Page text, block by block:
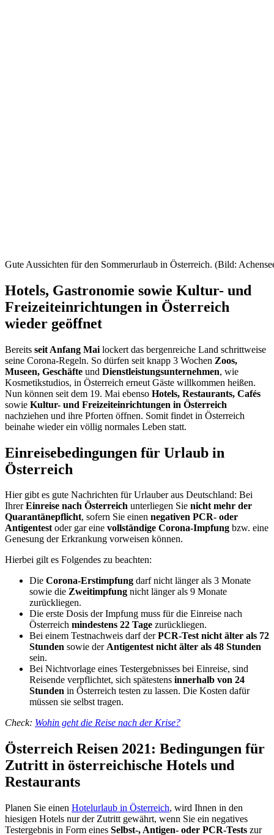
Gute Aussichten für den Sommerurlaub in Österreich. (Bild:
Hotels, Gastronomie sowie Kultur- und
Freizeiteinrichtungen in Österreich
wieder geöffnet
Bereits seit Anfang Mai lockert das bergenreiche Land schrittweise
seine Corona-Regeln. So dürfen seit knapp 3 Wochen Zoos,
Museen, Geschäfte und Dienstleistungsunternehmen, wie
Kosmetikstudios, in Österreich erneut Gäste willkommen heißen.
Nun können seit dem 19. Mai ebenso Hotels, Restaurants, Cafés
sowie Kultur- und Freizeiteinrichtungen in Österreich
nachziehen und ihre Pforten öffnen. Somit findet in Österreich
beinahe wieder ein völlig normales Leben statt.
Einreisebedingungen für Urlaub in
Österreich
Hier gibt es gute Nachrichten für Urlauber aus Deutschland: Bei
IhrerEinreise nach Österreich unterliegen Sie nicht mehr der
Quarantänepflicht, sofern Sie einen negativen PCR- oder
Antigentestoder gar eine vollständige Corona-Impfung bzw. eine
Genesung der Erkrankung vorweisen können.
Hierbei gilt es Folgendes zu beachten:
Die Corona-Erstimpfung darf nicht länger als 3 Monate
sowie die Zweitimpfung nicht länger als 9 Monate
zurückliegen.
Die erste Dosis der Impfung muss für die Einreise nach
Österreich mindestens 22 Tage zurückliegen.
Bei einem Testnachweis darf derPCR-Test nicht älter als 72
Stunden sowie derAntigentest nicht älter als 48 Stunden
sein.
Bei Nichtvorlage eines Testergebnisses bei Einreise, sind
Reisende verpflichtet, sich spätestens innerhalb von 24
Stunden in Österreich testen zu lassen. Die Kosten dafür
müssen sie selbst tragen.
Check: Wohin geht die Reise nach der Krise?
Österreich Reisen 2021: Bedingungen für
Zutritt in österreichische Hotels und
Restaurants
Planen Sie einen Hotelurlaub in Österreich, wird Ihnen in den
hiesigen Hotels nur der Zutritt gewährt, wenn Sie ein negatives
Testergebnis in Form eines Selbst-, Antigen- oder PCR-Tests zur